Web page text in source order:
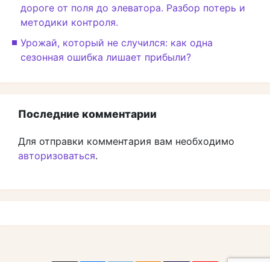
дороге от поля до элеватора. Разбор потерь и
методики контроля.
Урожай, который не случился: как одна
сезонная ошибка лишает прибыли?
Последние комментарии
Для отправки комментария вам необходимо
авторизоваться.